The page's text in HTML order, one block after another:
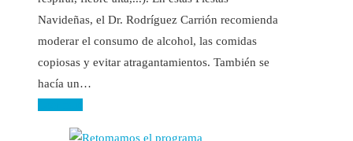
Navideñas, el Dr. Rodríguez Carrión recomienda
moderar el consumo de alcohol, las comidas
copiosas y evitar atragantamientos. También se
hacía un…